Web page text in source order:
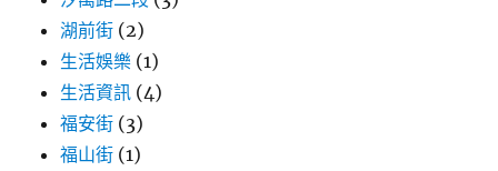
湖前街 (2)
生活娛樂 (1)
生活資訊 (4)
福安街 (3)
福山街 (1)